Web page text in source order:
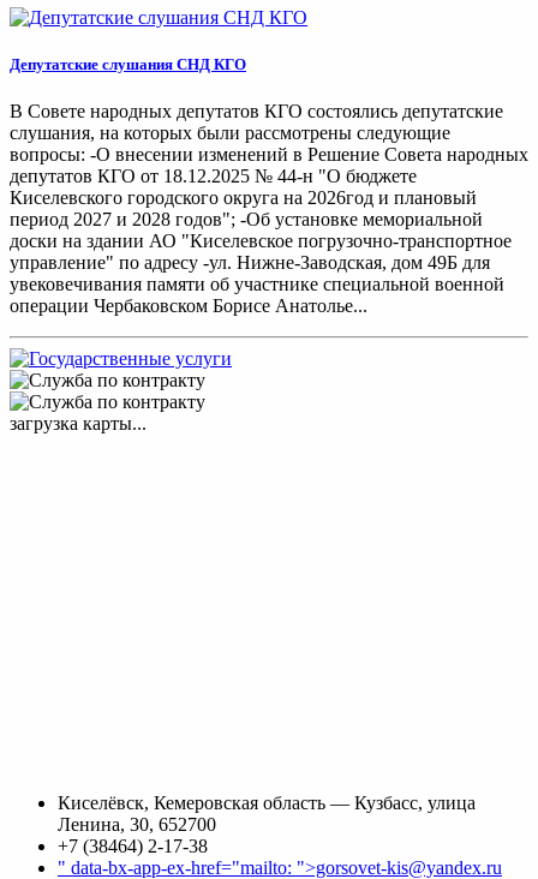
Депутатские слушания СНД КГО
В Совете народных депутатов КГО состоялись депутатские
слушания, на которых были рассмотрены следующие
вопросы: -О внесении изменений в Решение Совета народных
депутатов КГО от 18.12.2025 № 44-н "О бюджете
Киселевского городского округа на 2026год и плановый
период 2027 и 2028 годов"; -Об установке мемориальной
доски на здании АО "Киселевское погрузочно-транспортное
управление" по адресу -ул. Нижне-Заводская, дом 49Б для
увековечивания памяти об участнике специальной военной
операции Чербаковском Борисе Анатолье...
загрузка карты...
Киселёвск, Кемеровская область — Кузбасс, улица
Ленина, 30, 652700
+7 (38464) 2-17-38
" data-bx-app-ex-href="mailto: ">gorsovet-kis@yandex.ru